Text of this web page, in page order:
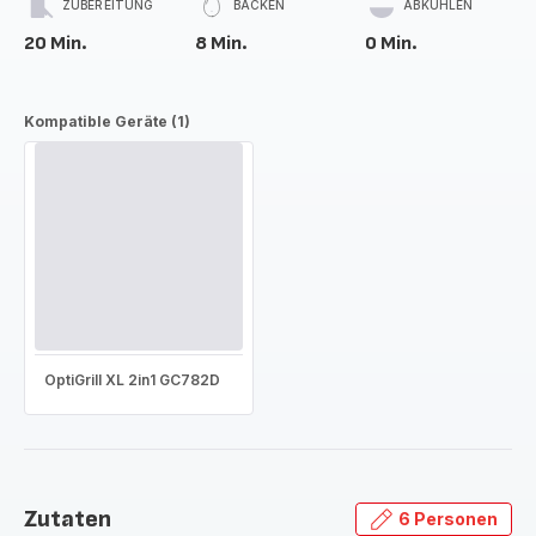
ZUBEREITUNG
20 Min.
BACKEN
8 Min.
ABKÜHLEN
0 Min.
Kompatible Geräte (1)
OptiGrill XL 2in1 GC782D
Zutaten 6 Personen